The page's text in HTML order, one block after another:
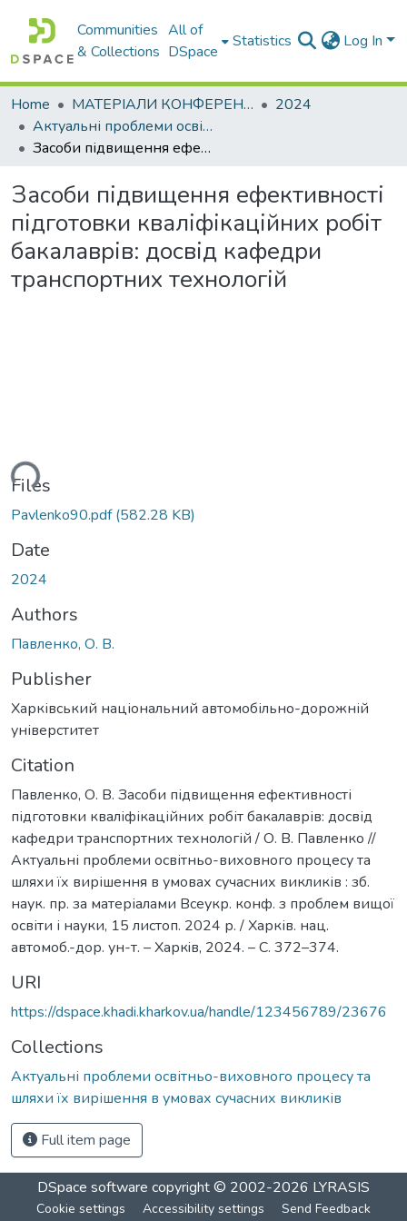
Communities
& Collections
All of
DSpace
Statistics Log In
Home МАТЕРІАЛИ КОНФЕРЕНЦІЙ
2024
Актуальні проблеми освітньо-виховного процесу та шляхи їх вирішення в умовах сучасних викликів
Засоби підвищення ефективності підготовки кваліфікаційних робіт бакалаврів: досвід кафедри транспортних технологій
Засоби підвищення ефективності
підготовки кваліфікаційних робіт
бакалаврів: досвід кафедри
транспортних технологій
Files
Pavlenko90.pdf(582.28 KB)
Date
2024
Authors
Павленко, О. В.
Publisher
Харківський національний автомобільно-дорожній
універститет
Citation
Павленко, О. В. Засоби підвищення ефективності
підготовки кваліфікаційних робіт бакалаврів: досвід
кафедри транспортних технологій / О. В. Павленко //
Актуальні проблеми освітньо-виховного процесу та
шляхи їх вирішення в умовах сучасних викликів : зб.
наук. пр. за матеріалами Всеукр. конф. з проблем вищої
освіти і науки, 15 листоп. 2024 р. / Харків. нац.
автомоб.-дор. ун-т. – Харкiв, 2024. – С. 372–374.
URI
https://dspace.khadi.kharkov.ua/handle/123456789/23676
Collections
Актуальні проблеми освітньо-виховного процесу та
шляхи їх вирішення в умовах сучасних викликів
Full item page
DSpace software copyright © 2002-2026 LYRASIS
Cookie settings Accessibility settings Send Feedback